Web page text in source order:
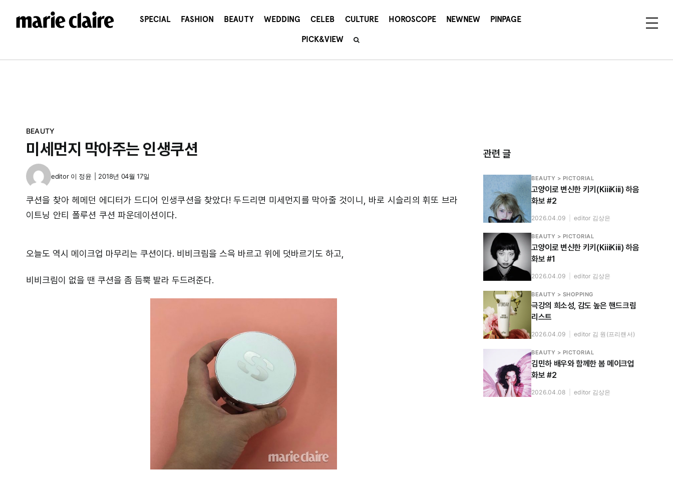
건
SPECIAL FASHION BEAUTY WEDDING CELEB CULTURE HOROSCOPE NEWNEW PINPAGE
PICK&VIEW
BEAUTY
미세먼지 막아주는 인생쿠션
editor 이 정윤 2018년 04월 17일
쿠션을 찾아 헤메던 에디터가 드디어 인생쿠션을 찾았다! 두드리면 미세먼지를 막아줄 것이니, 바로 시슬리의 휘또 브라
이트닝 안티 폴루션 쿠션 파운데이션이다.
오늘도 역시 메이크업 마무리는 쿠션이다. 비비크림을 스윽 바르고 위에 덧바르기도 하고,
비비크림이 없을 땐 쿠션을 좀 듬뿍 발라 두드려준다.
관련 글
BEAUTY > PICTORIAL
고양이로 변신한 키키(KiiiKiii) 하음
화보 #2
2026.04.09 editor 김상은
BEAUTY > PICTORIAL
고양이로 변신한 키키(KiiiKiii) 하음
화보 #1
2026.04.09 editor 김상은
BEAUTY > SHOPPING
극강의 희소성, 감도 높은 핸드크림
리스트
2026.04.09 editor 김 원(프리랜서)
BEAUTY > PICTORIAL
김민하 배우와 함께한 봄 메이크업
화보 #2
2026.04.08 editor 김상은